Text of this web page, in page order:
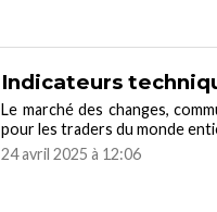
Indicateurs
Le marché des changes,
pour les traders du monde
24 avril 2025 à 12:06